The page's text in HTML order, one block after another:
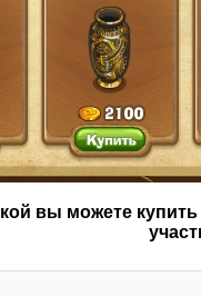
вы можете